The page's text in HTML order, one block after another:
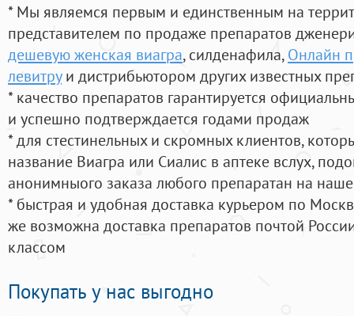
* Мы являемся первым и единственным на
представителем по продаже препаратов
дешевую женская виагра, силденафила, Онлайн
левитруи дистрибьютором других известных
* качество препаратов гарантируется
и успешно подтверждается годами продаж
* для стестинельных и скромных клиентов,
название Виагра или Сиалис в аптеке вслух,
анонимныого заказа любого препаратан на
* быстрая и удобная доставка курьером по
же возможна доставка препаратов почтой
классом
Покупать у нас выгодно